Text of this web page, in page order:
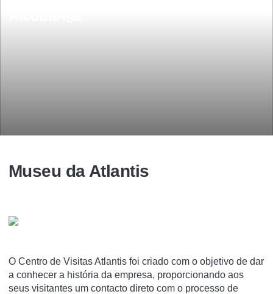
Museu da Atlantis
O Centro de Visitas Atlantis foi criado com o objetivo de dar
a conhecer a história da empresa, proporcionando aos
seus visitantes um contacto direto com o processo de